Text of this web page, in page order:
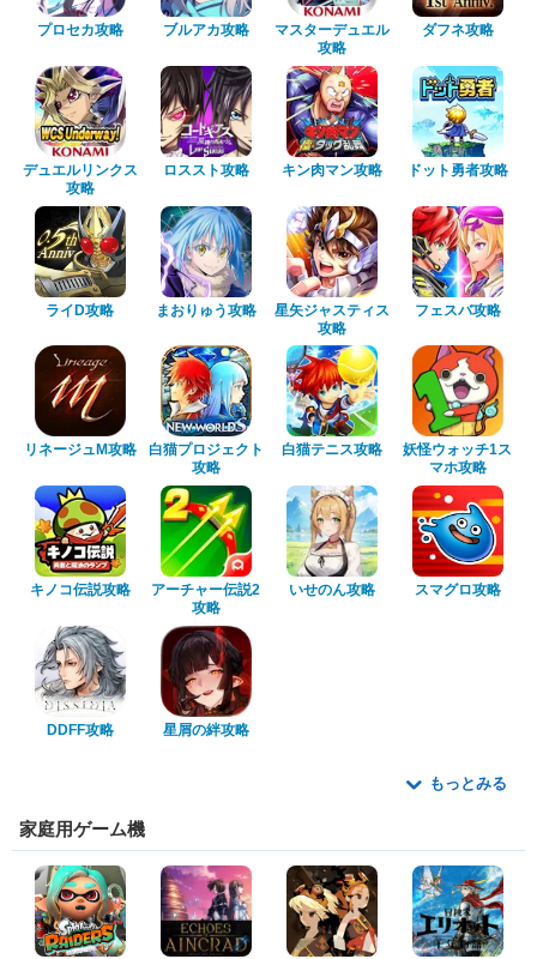
プロセカ攻略 ブルアカ攻略
マスターデュエル
攻略
ダフネ攻略
デュエルリンクス
攻略
ロススト攻略 キン肉マン攻略 ドット勇者攻略
ライD攻略 まおりゅう攻略
星矢ジャスティス
攻略
フェスバ攻略
リネージュM攻略
白猫プロジェクト
攻略
白猫テニス攻略
妖怪ウォッチ1ス
マホ攻略
キノコ伝説攻略
アーチャー伝説2
攻略
いせのん攻略 スマグロ攻略
DDFF攻略 星屑の絆攻略
もっとみる
家庭用ゲーム機